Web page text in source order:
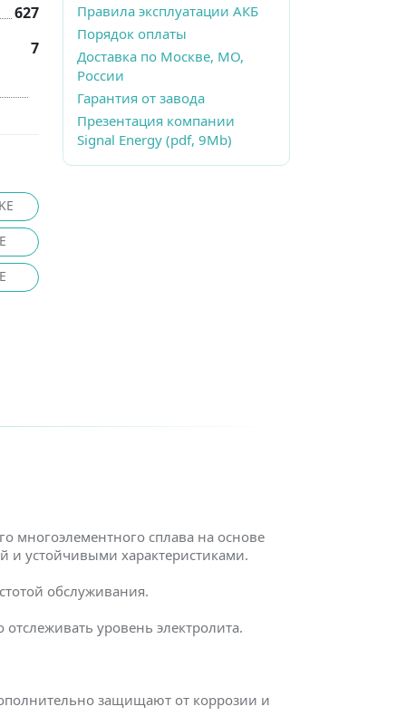
627
7
Правила эксплуатации АКБ
Порядок оплаты
Доставка по Москве, МО,
России
Гарантия от завода
Презентация компании
Signal Energy (pdf, 9Mb)
многоэлементного сплава на основе
и устойчивыми характеристиками.
обслуживания.
уровень электролита.
защищают от коррозии и